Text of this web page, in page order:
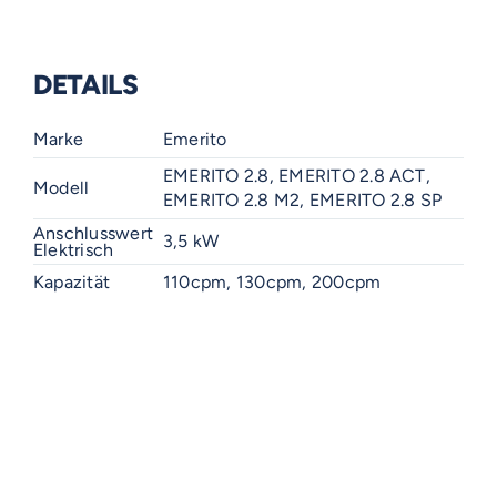
DETAILS
Marke Emerito
Modell
EMERITO 2.8, EMERITO 2.8 ACT,
EMERITO 2.8 M2, EMERITO 2.8 SP
Anschlusswert
Elektrisch
3,5 kW
Kapazität
110cpm, 130cpm, 200cpm